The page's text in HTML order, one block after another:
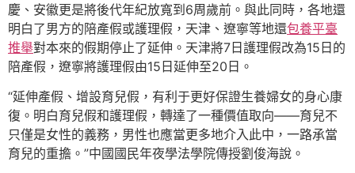
慶、安徽更是將後代年紀放寬到6周歲前。與此同時，各地還
明白了男方的陪產假或護理假，天津、遼寧等地還包養平臺
推舉對本來的假期停止了延伸。天津將7日護理假改為15日的
陪產假，遼寧將護理假由15日延伸至20日。
“延伸產假、增設育兒假，有利于更好保證生養婦女的身心康
復。明白育兒假和護理假，轉達了一種價值取向——育兒不
只僅是女性的義務，男性也應當更多地介入此中，一路承當
育兒的重擔。”中國國民年夜學法學院傳授劉俊海說。